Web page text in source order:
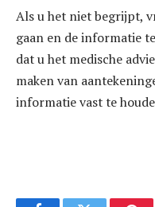
Als u het niet begrijpt,
gaan en de informatie
dat u het medische
maken van
informatie vast te